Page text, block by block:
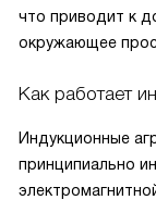
что приводит к
окружающее
Как работает
Индукционные
принципиально